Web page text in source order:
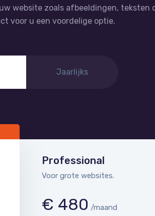
website zoals afbeeldingen, teksten
voor u een voordelige optie.
Jaarlijks
Professional
Voor grote websites.
€ 480 /maand